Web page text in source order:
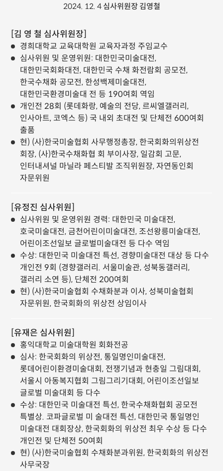
2024. 12. 4 심사위원장 김영철
[김 영 철 심사위원장]
경희대학교 교육대학원 교육자과정 주임교수
심사위원 및 운영위원: 대한민국미술대전,
대한민국회화대전, 대한민국 수채 화전람회 공모전,
한국수채화 공모전, 한성백제미술대전,
대한민국환경미술대 전 등 190여회 역임
개인전 28회 (롯데화랑, 예술의 전당, 르씨엘갤러리,
인사아트, 코엑스 등) 국 내외 초대전 및 단체전 600여회
출품
현) (사)한국미술협회 사무행정총장, 한국회화의위상전
회장, (사)한국수채화협 회 부이사장, 일감회 고문,
인터내셔널 마닐라 페스티발 조직위원장, 자연동인회
자문위원
[유정진 심사위원]
심사위원 및 운영위원 경력: 대한민국 미술대전,
호국미술대전, 금천어린이미술대전, 조선왕릉미술대전,
어린이조선일보 글로벌미술대전 등 다수 역임
수상: 대한민국 미술대전 특선, 경향미술대전 대상 등 다수
개인전 9회 (경향갤러리. 서울미술관, 성북동갤러리,
갤러리 소연 등), 단체전 200여회
현) (사)한국미술협회 수채화분과 이사, 성북미술협회
자문위원, 한국회화의 위상전 상임이사
[유재은 심사위원]
홍익대학교 미술대학원 회화전공
심사: 한국회화의 위상전, 통일명인미술대전,
롯데어린이환경미술대회, 전쟁기념과 현충일 그림대회,
서울시 아동복지협회 그림그리기대회, 어린이조선일보
글로벌 미술대회 등 다수
수상: 대한민국 미술대전 특선, 한국수채화협회 공모전
특별상. 코파글로벌 미 술대전 특선, 대한민국 통일명인
미술대전 대회장상, 한국회화의 위상전 최우 수상 등 다수
개인전 및 단체전 50여회
현) (사)한국미술협회 수채화분과위원, 한국회화의 위상전
사무국장